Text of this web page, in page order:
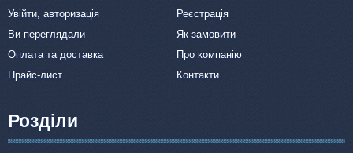
Увійти, авторизація
Реєстрація
Ви переглядали
Як замовити
Оплата та доставка
Про компанію
Прайс-лист
Контакти
Розділи